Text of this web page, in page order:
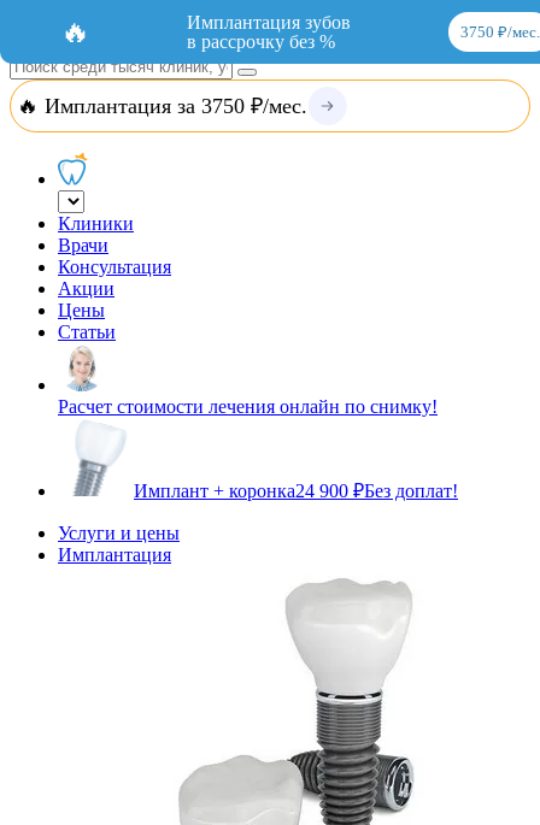
Добавить организациюВход
🔥 Имплантация за 3750 ₽/мес.
Клиники
Врачи
Консультация
Акции
Цены
Статьи
Расчет стоимости лечения онлайн по снимку!
Имплант + коронка24 900 ₽Без доплат!
Услуги и цены
Имплантация
🔥
Имплантация зубов
в рассрочку без %
3750 ₽/мес.